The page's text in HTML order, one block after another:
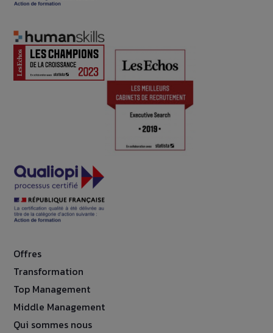
Offres
Transformation
Top Management
Middle Management
Qui sommes nous